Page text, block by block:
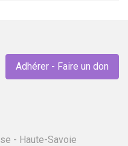
Adhérer - Faire un don
- Haute-Savoie